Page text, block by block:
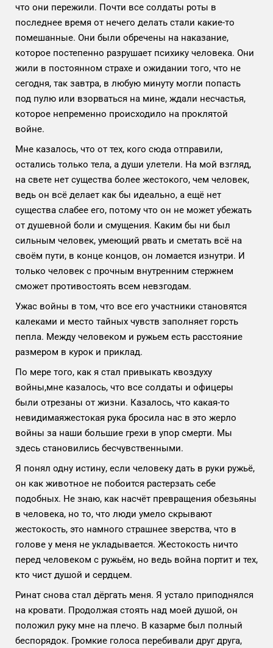
что они пережили. Почти все солдаты роты в
последнее время от нечего делать стали какие-то
помешанные. Они были обречены на наказание,
которое постепенно разрушает психику человека. Они
жили в постоянном страхе и ожидании того, что не
сегодня, так завтра, в любую минуту могли попасть
под пулю или взорваться на мине, ждали несчастья,
которое непременно происходило на проклятой
войне.
Мне казалось, что от тех, кого сюда отправили,
остались только тела, а души улетели. На мой взгляд,
на свете нет существа более жестокого, чем человек,
ведь он всё делает как бы идеально, а ещё нет
существа слабее его, потому что он не может убежать
от душевной боли и смущения. Каким бы ни был
сильным человек, умеющий рвать и сметать всё на
своём пути, в конце концов, он ломается изнутри. И
только человек с прочным внутренним стержнем
сможет противостоять всем невзгодам.
Ужас войны в том, что все его участники становятся
калеками и место тайных чувств заполняет горсть
пепла. Между человеком и ружьем есть расстояние
размером в курок и приклад.
По мере того, как я стал привыкать квоздуху
войны,мне казалось, что все солдаты и офицеры
были отрезаны от жизни. Казалось, что какая-то
невидимаяжестокая рука бросила нас в это жерло
войны за наши большие грехи в упор смерти. Мы
здесь становились бесчувственными.
Я понял одну истину, если человеку дать в руки ружьё,
он как животное не побоится растерзать себе
подобных. Не знаю, как насчёт превращения обезьяны
в человека, но то, что люди умело скрывают
жестокость, это намного страшнее зверства, что в
голове у меня не укладывается. Жестокость ничто
перед человеком с ружьём, но ведь война портит и тех,
кто чист душой и сердцем.
Ринат снова стал дёргать меня. Я устало приподнялся
на кровати. Продолжая стоять над моей душой, он
положил руку мне на плечо. В казарме был полный
беспорядок. Громкие голоса перебивали друг друга,